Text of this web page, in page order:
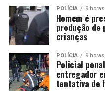
DON'T MISS
CRM denuncia Kalil no
salários
POLÍCIA 9
Homem é
produção de
crianças
POLÍCIA 9
Policial
entregador
tentativa de